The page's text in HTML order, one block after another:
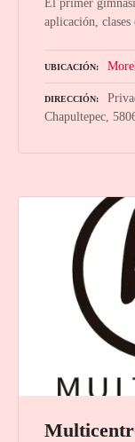
aplicación,
UBICACIÓN
DIRECCIÓN
Chapultepec,